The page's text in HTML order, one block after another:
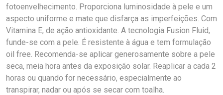
fotoenvelhecimento. Proporciona luminosidade à pele e um
aspecto uniforme e mate que disfarça as imperfeições. Com
Vitamina E, de ação antioxidante. A tecnologia Fusion Fluid,
funde-se com a pele. É resistente à água e tem formulação
oil free. Recomenda-se aplicar generosamente sobre a pele
seca, meia hora antes da exposição solar. Reaplicar a cada 2
horas ou quando for necessário, especialmente ao
transpirar, nadar ou após se secar com toalha.